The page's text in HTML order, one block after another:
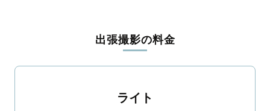
ィを身につけたプロのカメラマンが全国47都道府県に在籍してい
ます。創業10年のノウハウを活かし、思い出に残る素敵な撮影体
験をお届けします。
出張撮影の料金
ライト